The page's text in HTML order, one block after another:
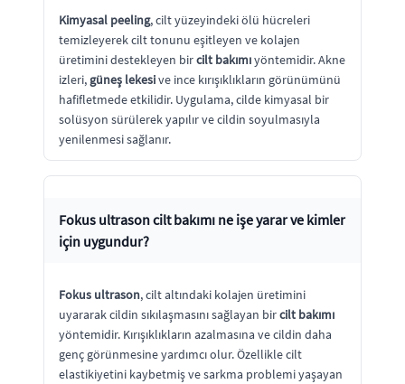
Kimyasal peeling, cilt yüzeyindeki ölü hücreleri
temizleyerek cilt tonunu eşitleyen ve kolajen
üretimini destekleyen bircilt bakımıyöntemidir. Akne
izleri, güneş lekesive ince kırışıklıkların görünümünü
hafifletmede etkilidir. Uygulama, cilde kimyasal bir
solüsyon sürülerek yapılır ve cildin soyulmasıyla
yenilenmesi sağlanır.
Fokus ultrasoncilt bakımı ne işe yarar ve kimler
için uygundur?
Fokus ultrason, cilt altındaki kolajen üretimini
uyararak cildin sıkılaşmasını sağlayan bircilt bakımı
yöntemidir. Kırışıklıkların azalmasına ve cildin daha
genç görünmesine yardımcı olur. Özellikle cilt
elastikiyetini kaybetmiş ve sarkma problemi yaşayan